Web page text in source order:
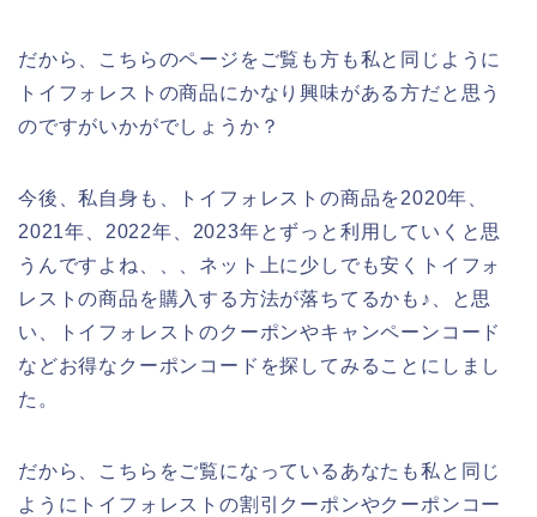
だから、こちらのページをご覧も方も私と同じように
トイフォレストの商品にかなり興味がある方だと思う
のですがいかがでしょうか？
今後、私自身も、トイフォレストの商品を2020年、
2021年、2022年、2023年とずっと利用していくと思
うんですよね、、、ネット上に少しでも安くトイフォ
レストの商品を購入する方法が落ちてるかも♪、と思
い、トイフォレストのクーポンやキャンペーンコード
などお得なクーポンコードを探してみることにしまし
た。
だから、こちらをご覧になっているあなたも私と同じ
ようにトイフォレストの割引クーポンやクーポンコー